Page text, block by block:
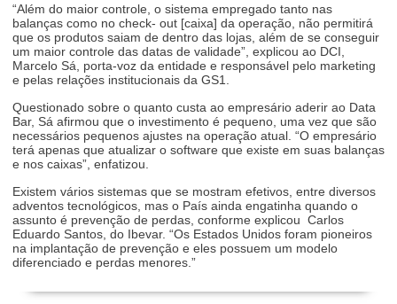
“Além do maior controle, o sistema empregado tanto nas
balanças como no check- out [caixa] da operação, não permitirá
que os produtos saiam de dentro das lojas, além de se conseguir
um maior controle das datas de validade”, explicou ao DCI,
Marcelo Sá, porta-voz da entidade e responsável pelo marketing
e pelas relações institucionais da GS1.
Questionado sobre o quanto custa ao empresário aderir ao Data
Bar, Sá afirmou que o investimento é pequeno, uma vez que são
necessários pequenos ajustes na operação atual. “O empresário
terá apenas que atualizar o software que existe em suas balanças
e nos caixas”, enfatizou.
Existem vários sistemas que se mostram efetivos, entre diversos
adventos tecnológicos, mas o País ainda engatinha quando o
assunto é prevenção de perdas, conforme explicou Carlos
Eduardo Santos, do Ibevar. “Os Estados Unidos foram pioneiros
na implantação de prevenção e eles possuem um modelo
diferenciado e perdas menores.”